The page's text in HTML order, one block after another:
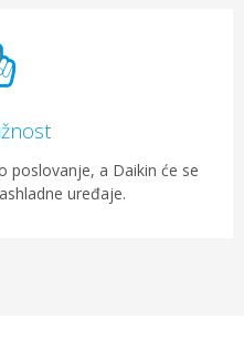
poslovanje, a Daikin će se
uređaje.